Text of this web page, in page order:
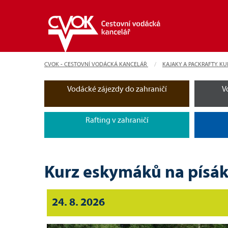
CVOK - CESTOVNÍ VODÁCKÁ KANCELÁŘ KAJAKY A PACKRAFTY.
Vodácké zájezdy do zahraničí
Rafting v zahraničí
Kurz eskymáků na
24. 8. 2026